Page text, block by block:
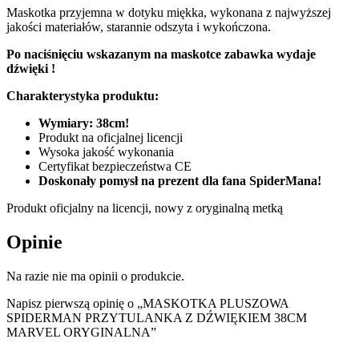
Maskotka przyjemna w dotyku miękka, wykonana z najwyższej
jakości materiałów, starannie odszyta i wykończona.
Po naciśnięciu wskazanym na maskotce zabawka wydaje
dźwięki !
Charakterystyka produktu:
Wymiary: 38cm!
Produkt na oficjalnej licencji
Wysoka jakość wykonania
Certyfikat bezpieczeństwa CE
Doskonały pomysł na prezent dla fana SpiderMana!
Produkt oficjalny na licencji, nowy z oryginalną metką
Opinie
Na razie nie ma opinii o produkcie.
Napisz pierwszą opinię o „MASKOTKA PLUSZOWA
SPIDERMAN PRZYTULANKA Z DŹWIĘKIEM 38CM
MARVEL ORYGINALNA”